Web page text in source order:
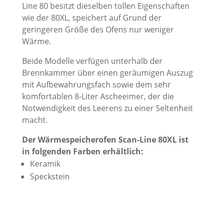
Line 80 besitzt dieselben tollen Eigenschaften
wie der 80XL, speichert auf Grund der
geringeren Größe des Ofens nur weniger
Wärme.
Beide Modelle verfügen unterhalb der
Brennkammer über einen geräumigen Auszug
mit Aufbewahrungsfach sowie dem sehr
komfortablen 8-Liter Ascheeimer, der die
Notwendigkeit des Leerens zu einer Seltenheit
macht.
Der Wärmespeicherofen Scan-Line 80XL ist
in folgenden Farben erhältlich:
Keramik
Speckstein